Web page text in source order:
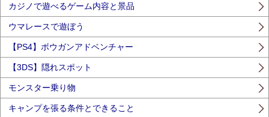
カジノで遊べるゲーム内容と景品
ウマレースで遊ぼう
【PS4】ボウガンアドベンチャー
【3DS】隠れスポット
モンスター乗り物
キャンプを張る条件とできること